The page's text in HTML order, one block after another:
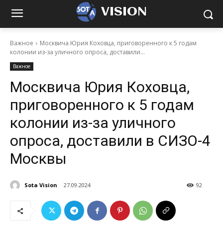
VISION
Важное
Москвича Юрия Коховца, приговоренного к 5 годам
колонии из-за уличного опроса, доставили...
Важное
Москвича Юрия Коховца,
приговоренного к 5 годам
колонии из-за уличного
опроса, доставили в СИЗО-4
Москвы
Sota Vision 27.09.2024 92